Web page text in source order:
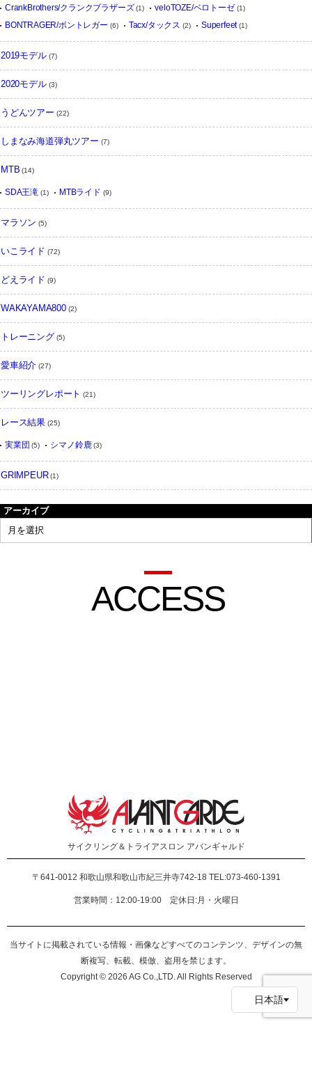
CrankBrothers/クランクブラザーズ (1) veloTOZE/ベロトーゼ(1)
BONTRAGER/ボントレガー (6) Tacx/タックス (2) Superfeet(1)
2019モデル(7)
2020モデル(3)
うどんツアー (22)
しまなみ海道弾丸ツアー (7)
MTB (14)
SDA王滝 (1) MTBライド (9)
マラソン (5)
いこライド (72)
どえライド (9)
WAKAYAMA800(2)
トレーニング (5)
愛車紹介 (27)
ツーリングレポート (21)
レース結果 (25)
実業団 (5) シマノ鈴鹿 (3)
GRIMPEUR(1)
アーカイブ
ACCESS
サイクリング＆トライアスロン アバンギャルド
〒641-0012 和歌山県和歌山市紀三井寺742-18 TEL:073-460-1391
営業時間：12:00-19:00 定休日:月・火曜日
当サイトに掲載されている情報・画像などすべてのコンテンツ、デザインの無
断複写、転載、模倣、盗用を禁じます。
Copyright © 2026 AG Co.,LTD. All Rights Reserved